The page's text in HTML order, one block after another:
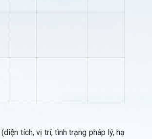
tích, vị trí, tình trạng pháp lý, hạ